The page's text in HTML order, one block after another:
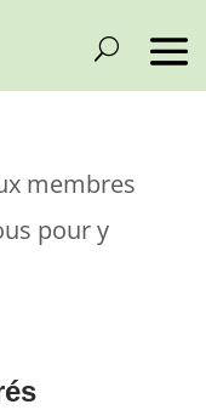
membres
pour y